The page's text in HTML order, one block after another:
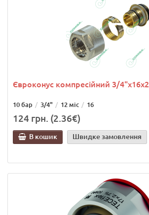
Євроконус компресійний 3/4"х16х2
10 бар 3/4" 12 міс 16
124 грн. (2.36€)
В кошик Швидке замовлення